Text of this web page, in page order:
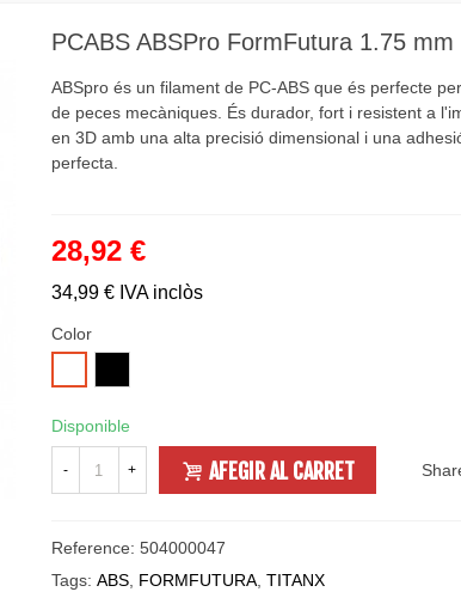
PCABS ABSPro FormFutura 1.75 mm
ABSpro és un filament de PC-ABS que és perfecte
de peces mecàniques. És durador, fort i resistent a
en 3D amb una alta precisió dimensional i una
perfecta.
28,92 €
34,99 € IVA inclòs
Color
Disponible
- + AFEGIR AL CARRET
Reference: 504000047
Tags: ABS, FORMFUTURA, TITANX